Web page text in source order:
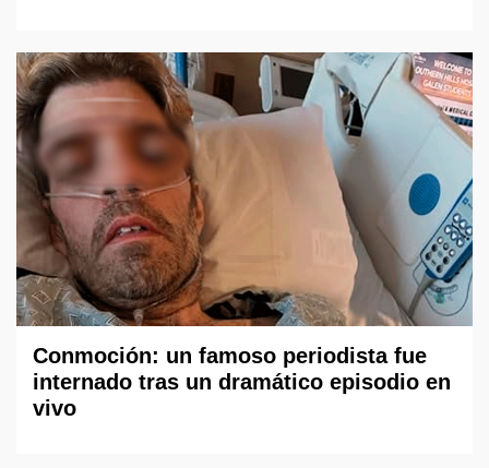
Conmoción: un famoso periodista fue
internado tras un dramático episodio en
vivo